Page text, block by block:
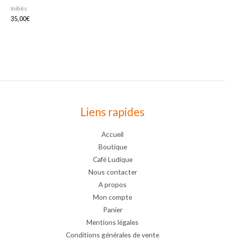
Initiés
35,00€
Liens rapides
Accueil
Boutique
Café Ludique
Nous contacter
A propos
Mon compte
Panier
Mentions légales
Conditions générales de vente